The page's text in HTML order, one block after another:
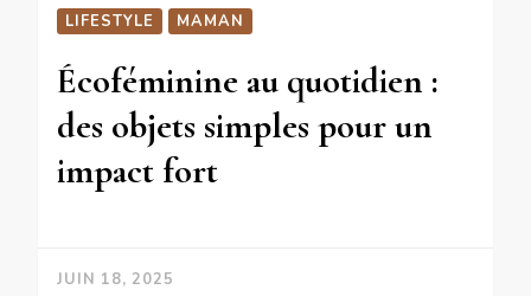
LIFESTYLE MAMAN
Écoféminine au quotidien :
des objets simples pour un
impact fort
JUIN 18, 2025